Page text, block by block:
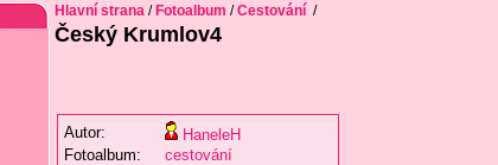
Hlavní strana/ Fotoalbum /Cestování /
Český Krumlov4
Autor:
HaneleH
Fotoalbum:
cestování